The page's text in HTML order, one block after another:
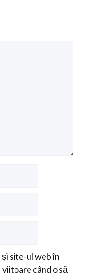
și site-ul web în
când o să